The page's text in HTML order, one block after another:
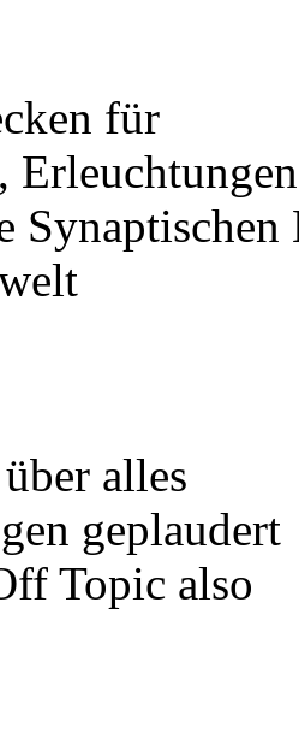
für
Erleuchtungen
alles
geplaudert
Topic also